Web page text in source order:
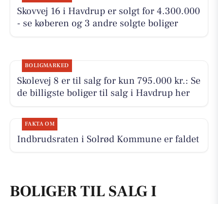
Skovvej 16 i Havdrup er solgt for 4.300.000
- se køberen og 3 andre solgte boliger
BOLIGMARKED
Skolevej 8 er til salg for kun 795.000 kr.: Se
de billigste boliger til salg i Havdrup her
FAKTA OM
Indbrudsraten i Solrød Kommune er faldet
BOLIGER TIL SALG I